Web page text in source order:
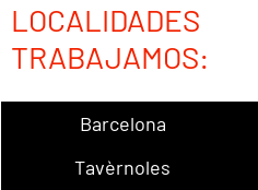
TRABAJAMOS:
Barcelona
Tavèrnoles